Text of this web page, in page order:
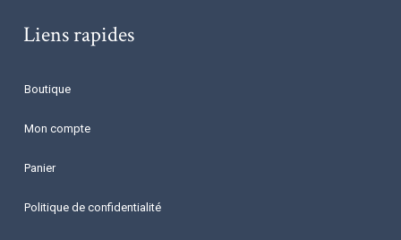
Liens rapides
Boutique
Mon compte
Panier
Politique de confidentialité